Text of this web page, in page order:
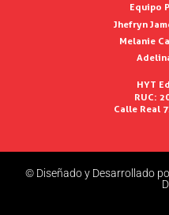
Equipo
Jhefryn
Melanie
HYT
RUC:
Calle Real
© Diseñado y Desarrollado